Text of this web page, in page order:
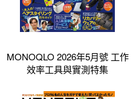
MONOQLO 2026年5月號 工作
效率工具與實測特集